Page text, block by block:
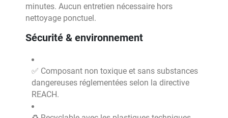
minutes. Aucun entretien nécessaire hors
nettoyage ponctuel.
Sécurité & environnement
✅ Composant non toxique et sans substances
dangereuses réglementées selon la directive
REACH.